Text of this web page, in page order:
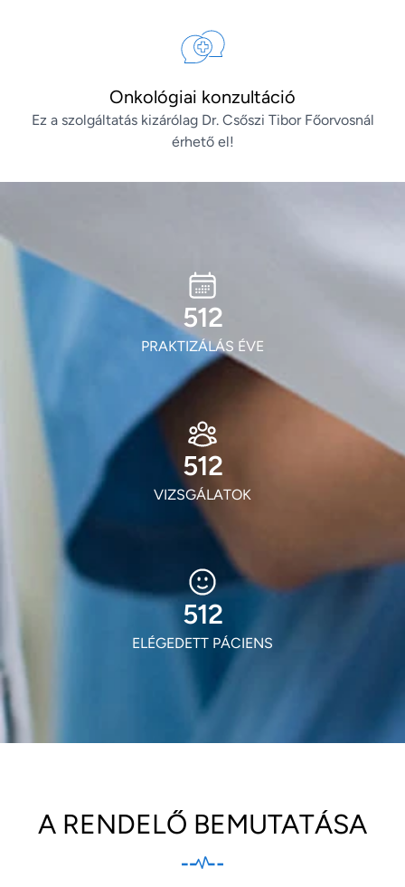
Onkológiai konzultáció
Ez a szolgáltatás kizárólag Dr. Csőszi Tibor Főorvosnál
érhető el!
603
PRAKTIZÁLÁS ÉVE
603
VIZSGÁLATOK
603
ELÉGEDETT PÁCIENS
A RENDELŐ BEMUTATÁSA